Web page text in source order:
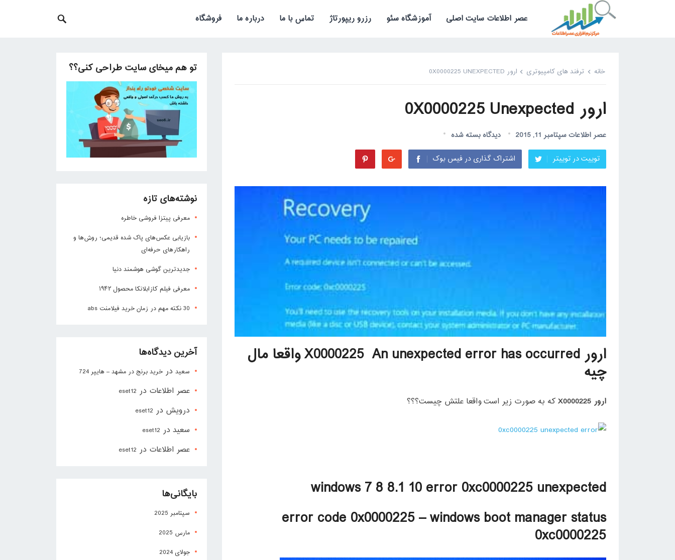
عصر اطلاعات سایت اصلی آموزشگاه سئو رزرو ریپورتاژ تماس با ما درباره ما فروشگاه
خانه ترفند های کامپیوتری ارور 0X0000225 UNEXPECTED
ارور 0X0000225 Unexpected
عصر اطلاعاتسپتامبر 11, 2015 دیدگاه بسته شده
توییت در توییتر اشتراک گذاری در فیس بوک
ارور X0000225 An unexpected error has occurred واقعا مال
چیه
ارور X0000225 که به صورت زیر است واقعا علتش چیست؟؟؟
windows 7 8 8.1 10 error 0xc0000225 unexpected
error code 0x0000225 – windows boot manager status
0xc0000225
تو هم میخای سایت طراحی کنی؟؟
نوشته‌های تازه
معرفی پیتزا فروشی خاطره
بازیابی عکس‌های پاک شده قدیمی؛ روش‌ها و
راهکارهای حرفه‌ای
جدیدترین گوشی هوشمند دنیا
معرفی فیلم کازابلانکا محصول ۱۹۴۲
30 نکته مهم در زمان خرید فیلامنت abs
آخرین دیدگاه‌ها
سعید در خرید برنج در مشهد – هایپر 724
عصر اطلاعات در eset12
درویش در eset12
سعید در eset12
عصر اطلاعات در eset12
بایگانی‌ها
سپتامبر 2025
مارس 2025
جولای 2024